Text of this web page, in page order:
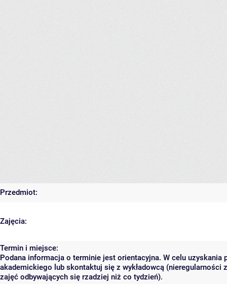
Przedmiot:
Zajęcia:
Termin i miejsce:
Podana informacja o terminie jest orientacyjna. W celu
akademickiego lub skontaktuj się z wykładowcą (nieregularności
zajęć odbywających się rzadziej niż co tydzień).